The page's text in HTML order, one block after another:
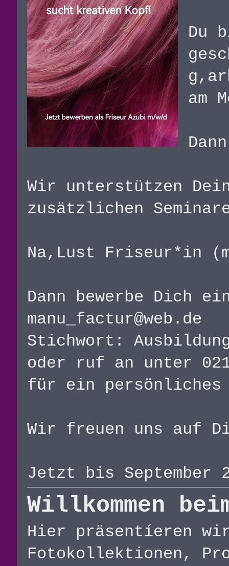
Du
am
Wir unterstützen
zusätzlichen
Na,Lust Friseur*in
Dann bewerbe Dich
manu_factur@web.de
Stichwort:
oder ruf an unter
für ein persönliches
Wir freuen uns auf
Jetzt bis September
Willkommen
Hier präsentíeren
Fotokollektionen,